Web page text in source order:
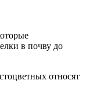
в почву до
относят